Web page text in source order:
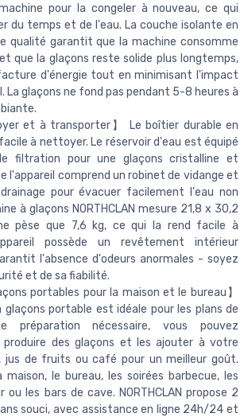
pour la congeler à nouveau, ce qui
du temps et de l'eau. La couche isolante en
qualité garantit que la machine consomme
que la glaçons reste solide plus longtemps,
d'énergie tout en minimisant l'impact
La glaçons ne fond pas pendant 5-8 heures à
et à transporter】 Le boîtier durable en
à nettoyer. Le réservoir d'eau est équipé
filtration pour une glaçons cristalline et
l'appareil comprend un robinet de vidange et
pour évacuer facilement l'eau non
à glaçons NORTHCLAN mesure 21,8 x 30,2
pèse que 7,6 kg, ce qui la rend facile à
possède un revêtement intérieur
l'absence d'odeurs anormales - soyez
et de sa fiabilité.
portables pour la maison et le bureau】
glaçons portable est idéale pour les plans de
préparation nécessaire, vous pouvez
des glaçons et les ajouter à votre
jus de fruits ou café pour un meilleur goût.
maison, le bureau, les soirées barbecue, les
les bars de cave. NORTHCLAN propose 2
souci, avec assistance en ligne 24h/24 et